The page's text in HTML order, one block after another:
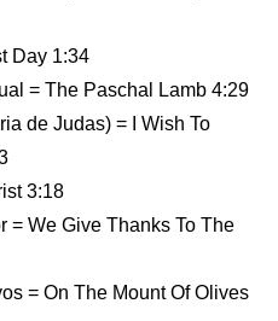
Day 1:34
= The Paschal Lamb 4:29
de Judas) = I Wish To
3:18
= We Give Thanks To The
= On The Mount Of Olives